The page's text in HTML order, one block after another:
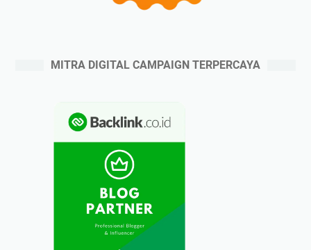
MITRA DIGITAL CAMPAIGN TERPERCAYA